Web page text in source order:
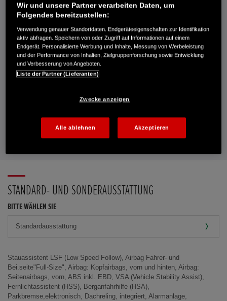
Route planen
Händlerbestand anzeigen
Dealer Website anzeigen
Händler kontaktieren
E-MAIL-ANFRAGE
PROBEFAHRT VEREINBAREN
STANDARD- UND SONDERAUSSTATTUNG
BITTE WÄHLEN SIE
Stauassistent LSF (Low Speed Follow), Airbag Fahrer- und
Bei.seite"Full-Size", Airbag: Kopfairbags, vorn und hinten, Airbag:
Seitenairbags, vorn, ABS inkl. EBD, VSA (Vehicle Stability Assist),
Fernlichtassistent (HSS), Berganfahrhilfe (HSA),
Parkbremse,elektronisch, Dachreling, integriert, Alarmanlage,
Wir und unsere Partner verarbeiten Daten, um
Folgendes bereitzustellen:
Verwendung genauer Standortdaten. Endgeräteeigenschaften zur Identifikation
aktiv abfragen. Speichern von oder Zugriff auf Informationen auf einem
Endgerät. Personalisierte Werbung und Inhalte, Messung von Werbeleistung
und der Performance von Inhalten, Zielgruppenforschung sowie Entwicklung
und Verbesserung von Angeboten.
Liste der Partner (Lieferanten)
Zwecke anzeigen
Alle ablehnen Akzeptieren